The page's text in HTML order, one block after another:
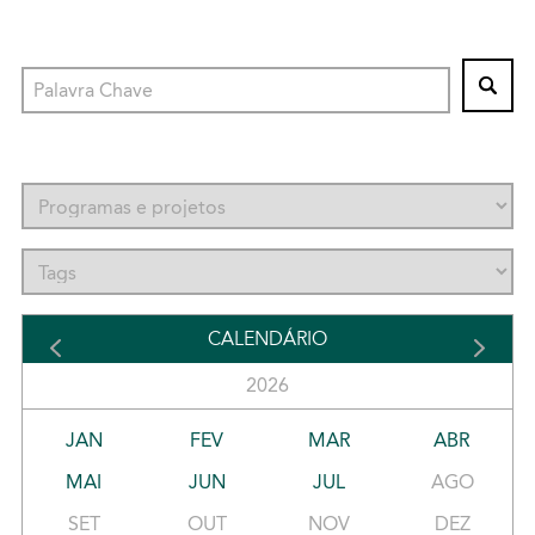
CALENDÁRIO
2026
JAN FEV MAR
ABR
MAI
JUN JUL
AGO
SET
OUT NOV DEZ